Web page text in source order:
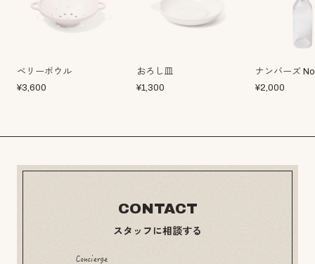
ベリーボウル
¥3,600
おろし皿
¥1,300
ナンバーズ
¥2,000
CONTACT
スタッフに相談する